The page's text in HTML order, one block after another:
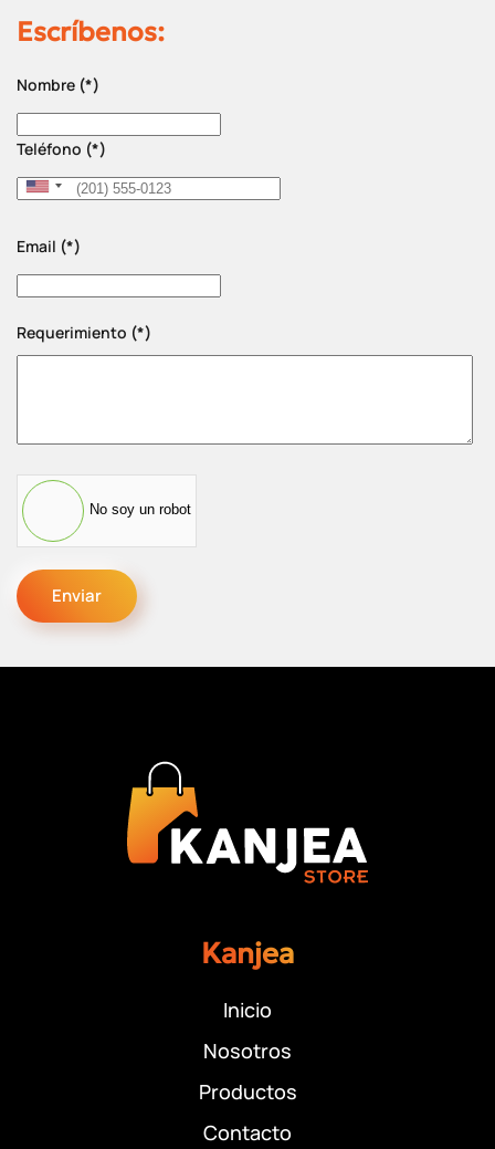
Escríbenos:
Nombre (*)
Teléfono (*)
United
+1
Email (*)
Requerimiento (*)
No soy un robot
Enviar
Kanjea
Inicio
Nosotros
Productos
Contacto